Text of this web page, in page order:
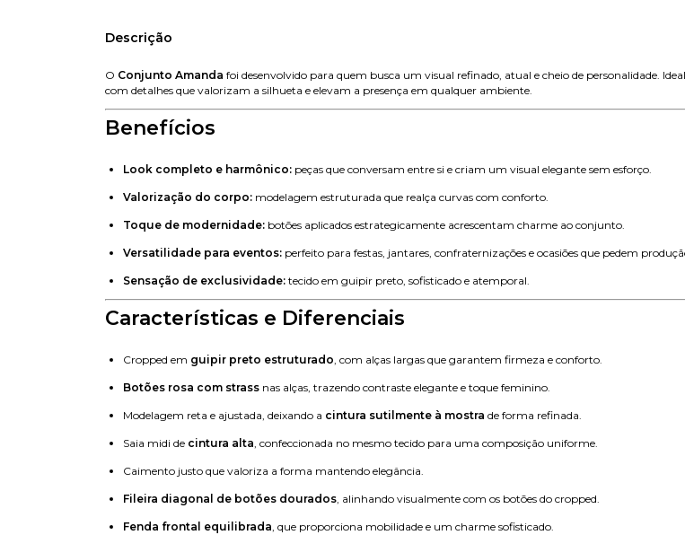
Descrição
O Conjunto Amanda foi desenvolvido para quem busca um visual refinado, atual e cheio de personalidade.
com detalhes que valorizam a silhueta e elevam a presença em qualquer ambiente.
Benefícios
Look completo e harmônico: peças que conversam entre si e criam um visual elegante sem esforço.
Valorização do corpo: modelagem estruturada que realça curvas com conforto.
Toque de modernidade: botões aplicados estrategicamente acrescentam charme ao conjunto.
Versatilidade para eventos: perfeito para festas, jantares, confraternizações e ocasiões que pedem
Sensação de exclusividade: tecido em guipir preto, sofisticado e atemporal.
Características e Diferenciais
Cropped em guipir preto estruturado, com alças largas que garantem firmeza e conforto.
Botões rosa com strass nas alças, trazendo contraste elegante e toque feminino.
Modelagem reta e ajustada, deixando a cintura sutilmente à mostra de forma refinada.
Saia midi de cintura alta, confeccionada no mesmo tecido para uma composição uniforme.
Caimento justo que valoriza a forma mantendo elegância.
Fileira diagonal de botões dourados, alinhando visualmente com os botões do cropped.
Fenda frontal equilibrada, que proporciona mobilidade e um charme sofisticado.